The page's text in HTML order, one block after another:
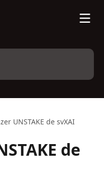
UNSTAKE de svXAI
de